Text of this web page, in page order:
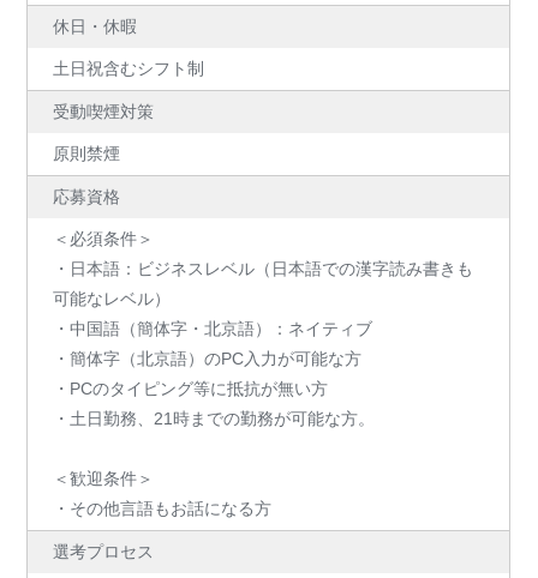
休日・休暇
土日祝含むシフト制
受動喫煙対策
原則禁煙
応募資格
＜必須条件＞
・日本語：ビジネスレベル（日本語での漢字読み書きも
可能なレベル）
・中国語（簡体字・北京語）：ネイティブ
・簡体字（北京語）のPC入力が可能な方
・PCのタイピング等に抵抗が無い方
・土日勤務、21時までの勤務が可能な方。
＜歓迎条件＞
・その他言語もお話になる方
選考プロセス